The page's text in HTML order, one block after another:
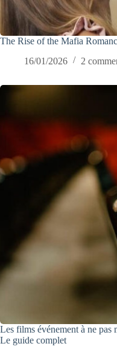
The Rise of the Mafia
16/01/2026
2
Les films événement à ne pas
Le guide complet